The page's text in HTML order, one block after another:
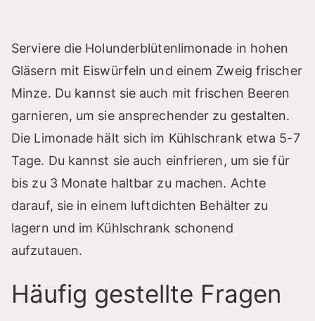
Serviere die Holunderblütenlimonade in hohen
Gläsern mit Eiswürfeln und einem Zweig frischer
Minze. Du kannst sie auch mit frischen Beeren
garnieren, um sie ansprechender zu gestalten.
Die Limonade hält sich im Kühlschrank etwa 5-7
Tage. Du kannst sie auch einfrieren, um sie für
bis zu 3 Monate haltbar zu machen. Achte
darauf, sie in einem luftdichten Behälter zu
lagern und im Kühlschrank schonend
aufzutauen.
Häufig gestellte Fragen